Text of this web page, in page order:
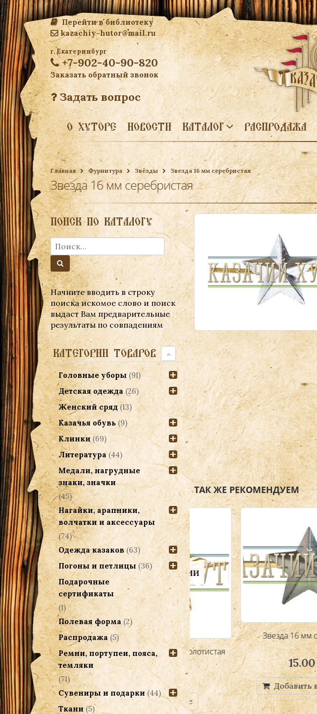
Перейти в библиотеку
kazachiy-hutor@mail.ru
г. Екатеринбург
+7-902-40-90-820
Заказать обратный звонок
Задать вопрос
О ХУТОРЕ НОВОСТИ КАТАЛОГ РАСПРОДАЖА
Главная Фурнитура Звёзды Звезда 16 мм серебристая
Звезда 16 мм серебристая
ТАК ЖЕ РЕКОМЕНДУЕМ
НЕТ В НАЛИЧИИ
Звезда казачья 16 мм золотистая
20.00 Р
Подробнее
Звезда 16 мм оливковая
15.00 Р
Добавить в корзину
ПОИСК ПО КАТАЛОГУ
Начните вводить в строку
поиска искомое слово и поиск
выдаст Вам предварительные
результаты по совпадениям
КАТЕГОРИИ ТОВАРОВ
Головные уборы (91)
Детская одежда (26)
Женский сряд (13)
Казачья обувь (9)
Клинки (69)
Литература (44)
Медали, нагрудные
знаки, значки
(45)
Нагайки, арапники,
волчатки и аксессуары
(74)
Одежда казаков (63)
Погоны и петлицы (36)
Подарочные
сертификаты
(1)
Полевая форма (2)
Распродажа (5)
Ремни, портупеи, пояса,
темляки
(71)
Сувениры и подарки (44)
Ткани (5)